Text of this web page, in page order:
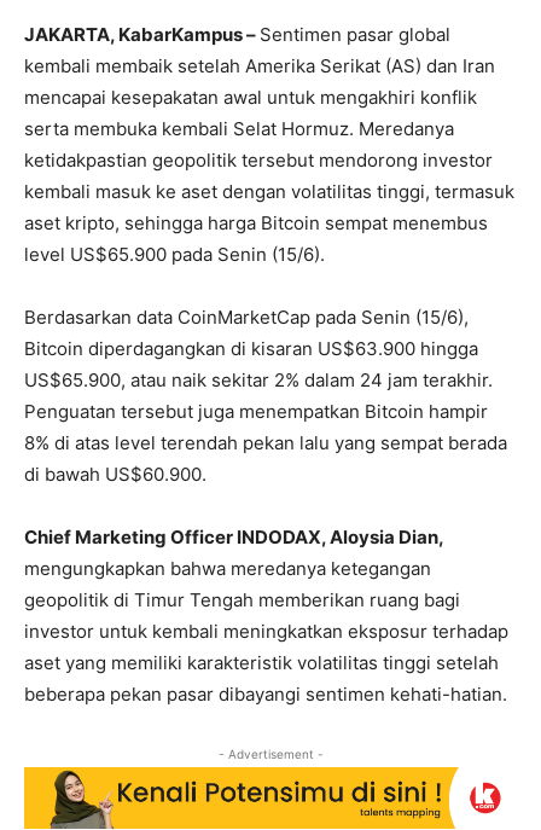
JAKARTA, KabarKampus – Sentimen pasar global
kembali membaik setelah Amerika Serikat (AS) dan Iran
mencapai kesepakatan awal untuk mengakhiri konflik
serta membuka kembali Selat Hormuz. Meredanya
ketidakpastian geopolitik tersebut mendorong investor
kembali masuk ke aset dengan volatilitas tinggi, termasuk
aset kripto, sehingga harga Bitcoin sempat menembus
level US$65.900 pada Senin (15/6).
Berdasarkan data CoinMarketCap pada Senin (15/6),
Bitcoin diperdagangkan di kisaran US$63.900 hingga
US$65.900, atau naik sekitar 2% dalam 24 jam terakhir.
Penguatan tersebut juga menempatkan Bitcoin hampir
8% di atas level terendah pekan lalu yang sempat berada
di bawah US$60.900.
Chief Marketing Officer INDODAX, Aloysia Dian,
mengungkapkan bahwa meredanya ketegangan
geopolitik di Timur Tengah memberikan ruang bagi
investor untuk kembali meningkatkan eksposur terhadap
aset yang memiliki karakteristik volatilitas tinggi setelah
beberapa pekan pasar dibayangi sentimen kehati-hatian.
- Advertisement -